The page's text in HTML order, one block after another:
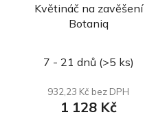
Květináč na zavěšení
Botaniq
hodnocení
produktu
je
7 - 21 dnů (>5 ks)
932,23 Kč bez DPH
1 128 Kč